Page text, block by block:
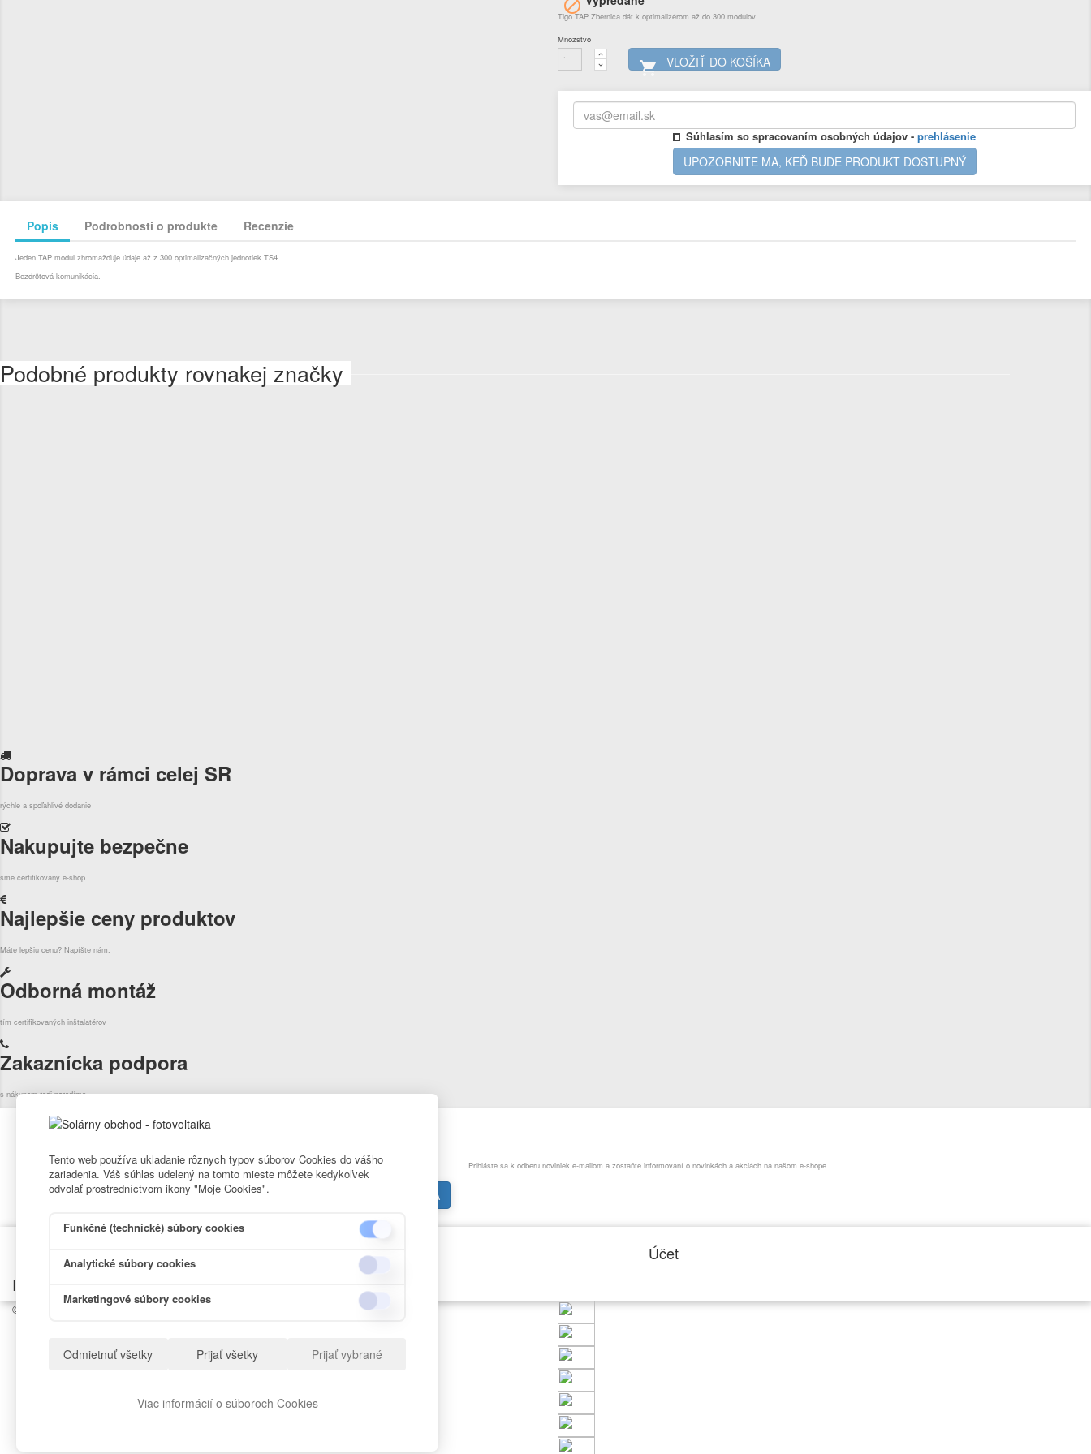

Tigo TAP Zbernica dát k optimalizérom až do 300 modulov
Množstvo
 VLOŽIŤ DO KOŠÍKA
Súhlasím so spracovaním osobných údajov -prehlásenie
UPOZORNITE MA, KEĎ BUDE PRODUKT DOSTUPNÝ
Popis Podrobnosti o produkte Recenzie
Jeden TAP modul zhromažďuje údaje až z 300 optimalizačných jednotiek TS4.
Bezdrôtová komunikácia.
Podobné produkty rovnakej značky
Doprava v rámci celej SR
rýchle a spoľahlivé dodanie
Nakupujte bezpečne
sme certifikovaný e-shop
Najlepšie ceny produktov
Máte lepšiu cenu? Napíšte nám.
Odborná montáž
tím certifikovaných inštalatérov
Zakaznícka podpora
s nákupom radi poradíme.
Tento web používa ukladanie rôznych typov súborov Cookies do vášho
zariadenia. Váš súhlas udelený na tomto mieste môžete kedykoľvek
odvolať prostredníctvom ikony "Moje Cookies".
Funkčné (technické) súbory cookies
Analytické súbory cookies
Marketingové súbory cookies
Odmietnuť všetky Prijať všetky Prijať vybrané
Viac informácií o súboroch Cookies
Prihláste sa k odberu noviniek e-mailom a zostaňte informovaní o novinkách a akciách na našom e-shope.
Účet
Informácie
© 2017-2021Solárny obchod - fotovoltaika - Všetky autorské práva vyhradené.